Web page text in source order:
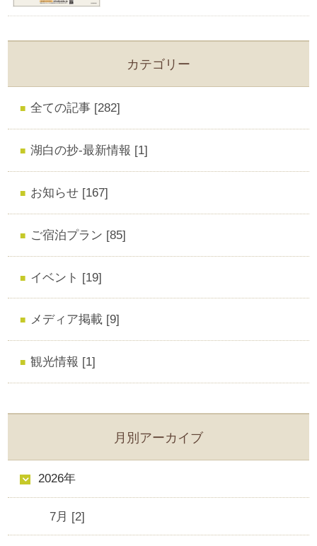
カテゴリー
全ての記事 [282]
湖白の抄‐最新情報 [1]
お知らせ [167]
ご宿泊プラン [85]
イベント [19]
メディア掲載 [9]
観光情報 [1]
月別アーカイブ
2026年
7月 [2]